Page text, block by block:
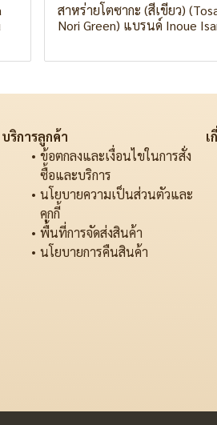
สาหร่ายโตซากะ (สีเขียว)
Nori Green) แบรนด์ Inoue
บริการลูกค้า
ข้อตกลงและเงื่อนไขในการสั่ง
ซื้อและบริการ
นโยบายความเป็นส่วนตัวและ
คุกกี้
พื้นที่การจัดส่งสินค้า
นโยบายการคืนสินค้า
เ